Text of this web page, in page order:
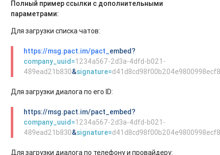
Полный пример ссылки с дополнительными
параметрами:
Для загрузки списка чатов:
https://msg.pact.im/pact_embed?
company_uuid=1234a567-2d3a-4dfd-b021-
489ead21b830&signature=
Для загрузки диалога по его ID:
https://msg.pact.im/pact_embed?
company_uuid=1234a567-2d3a-4dfd-b021-
489ead21b830&signature=
Для загрузки диалога по телефону и провайдеру: